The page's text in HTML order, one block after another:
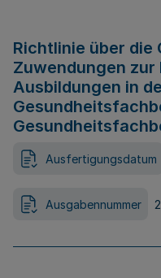
Richtlinie über die
Zuwendungen zur
Ausbildungen in
Ausfertigungsdatum
Ausgabennummer